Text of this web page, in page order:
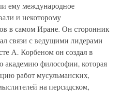
ему международное
и некоторому
в самом Иране. Он сторонник
связи с ведущими лидерами
А. Корбеном он создал в
философии, которая
работ мусульманских,
на персидском,